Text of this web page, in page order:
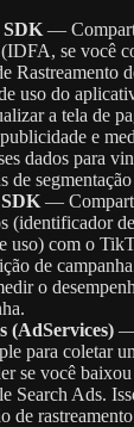
SDK —
se você
Rastreamento
uso do
a tela de
e
dados para
de
—
(identificador
uso) com o
de
o
(AdServices) —
para coletar
se você
Search Ads.
de